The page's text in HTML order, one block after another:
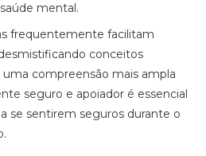
mental.
frequentemente facilitam
conceitos
compreensão mais ampla
seguro e apoiador é essencial
se sentirem seguros durante o